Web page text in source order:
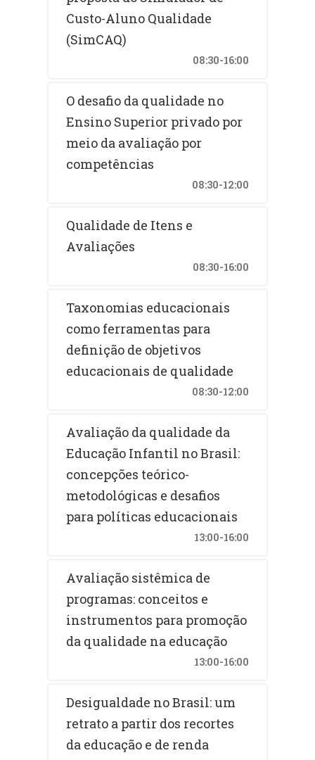
Custo-Aluno Qualidade
(SimCAQ)
08:30-16:00
O desafio da qualidade no
Ensino Superior privado por
meio da avaliação por
competências
08:30-12:00
Qualidade de Itens e
Avaliações
08:30-16:00
Taxonomias educacionais
como ferramentas para
definição de objetivos
educacionais de qualidade
08:30-12:00
Avaliação da qualidade da
Educação Infantil no Brasil:
concepções teórico-
metodológicas e desafios
para políticas educacionais
13:00-16:00
Avaliação sistêmica de
programas: conceitos e
instrumentos para promoção
da qualidade na educação
13:00-16:00
Desigualdade no Brasil: um
retrato a partir dos recortes
da educação e de renda